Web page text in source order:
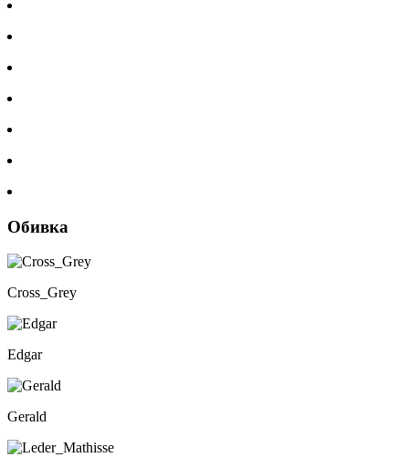
Обивка
Cross_Grey
Edgar
Gerald